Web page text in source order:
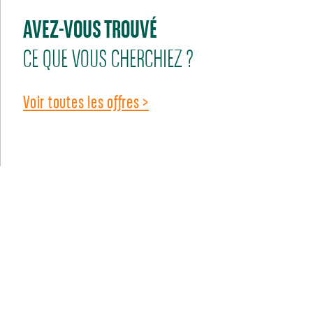
AVEZ-VOUS TROUVÉ
CE QUE VOUS CHERCHIEZ ?
Voir toutes les offres >